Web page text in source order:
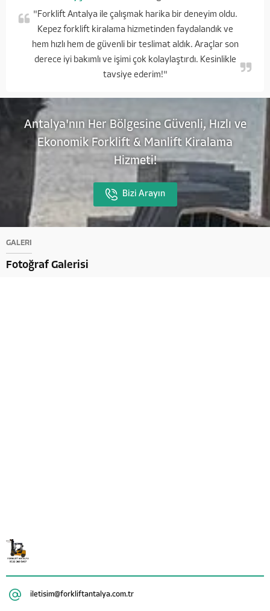
"Forklift Antalya ile çalışmak harika bir deneyim oldu.
Kepez forklift kiralama hizmetinden faydalandık ve
hem hızlı hem de güvenli bir teslimat aldık. Araçlar son
derece iyi bakımlı ve işimi çok kolaylaştırdı. Kesinlikle
tavsiye ederim!"
Antalya'nın Her Bölgesine Güvenli, Hızlı ve
Ekonomik Forklift & Manlift Kiralama
Hizmeti!
Bizi Arayın
GALERİ
Fotoğraf Galerisi
iletisim@forkliftantalya.com.tr